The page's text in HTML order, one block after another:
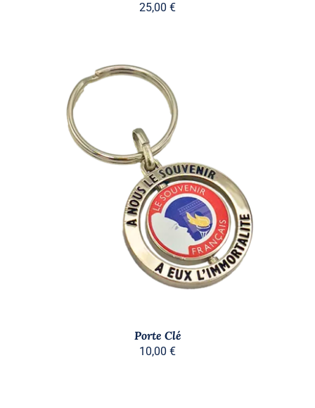
25,00 €
AJOUTER AU PANIER
/
Porte Clé
10,00 €